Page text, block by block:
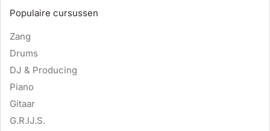
Populaire cursussen
Zang
Drums
DJ & Producing
Piano
Gitaar
G.R.IJ.S.